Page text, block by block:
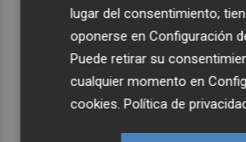
lugar del consentimiento;
oponerse enConfiguración
Puede retirar su
cualquier momento en
cookies .Política de